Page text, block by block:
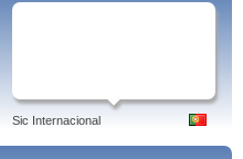
Sic Internacional